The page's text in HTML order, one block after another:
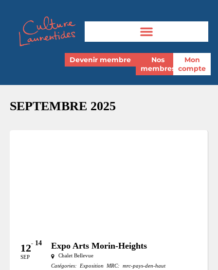
Devenir membre
Nos
membres
Mon
compte
SEPTEMBRE 2025
12
SEP
14 Expo Arts Morin-Heights
Chalet Bellevue
Catégories:
Exposition MRC: mrc-pays-den-haut